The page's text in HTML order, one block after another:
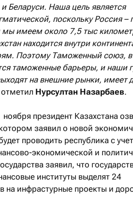
Беларуси. Наша цель является
поскольку Россия –
мы имеем около 7,5 тыс
находится внутри
Поэтому Таможенный союз,
таможенные барьеры, и наши
на внешние рынки, имеет
Нурсултан Назарбаев.
президент Казахстана
заявил о новой
проводить республика с
экономической и
заявил, что
институты выделят 24
на инфрастурные проекты и